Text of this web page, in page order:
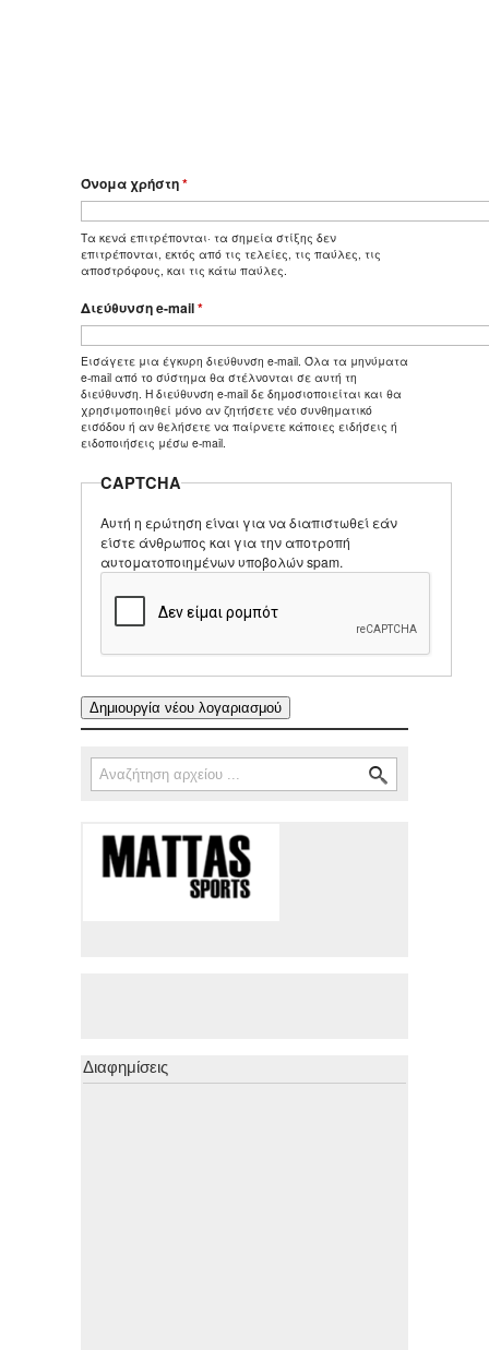
Όνομα χρήστη*
Τα κενά επιτρέπονται· τα σημεία στίξης δεν
επιτρέπονται, εκτός από τις τελείες, τις παύλες, τις
αποστρόφους, και τις κάτω παύλες.
Διεύθυνση e-mail*
Εισάγετε μια έγκυρη διεύθυνση e-mail. Όλα τα μηνύματα
e-mail από το σύστημα θα στέλνονται σε αυτή τη
διεύθυνση. Η διεύθυνση e-mail δε δημοσιοποιείται και θα
χρησιμοποιηθεί μόνο αν ζητήσετε νέο συνθηματικό
εισόδου ή αν θελήσετε να παίρνετε κάποιες ειδήσεις ή
ειδοποιήσεις μέσω e-mail.
CAPTCHA
Αυτή η ερώτηση είναι για να διαπιστωθεί εάν
είστε άνθρωπος και για την αποτροπή
αυτοματοποιημένων υποβολών spam.
Φόρμα αναζήτησης
Αναζήτηση
Διαφημίσεις